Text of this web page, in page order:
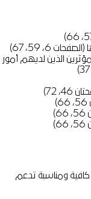
6، 59، 67)
الذين لديهم أمور
ومناسبة تدعم